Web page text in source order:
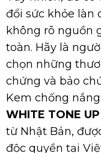
đổi sức khỏe làn
không rõ nguồn
toàn. Hãy là
chọn những
chứng và bảo
Kem chống nắng
WHITE TONE UP
từ Nhật Bản,
độc quyền tại